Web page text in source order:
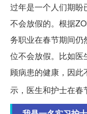
过年是一个人们期盼
不会放假的。根据
务职业在春节期间仍
位不会放假。比如医
顾病患的健康，因
示，医生和护士在春